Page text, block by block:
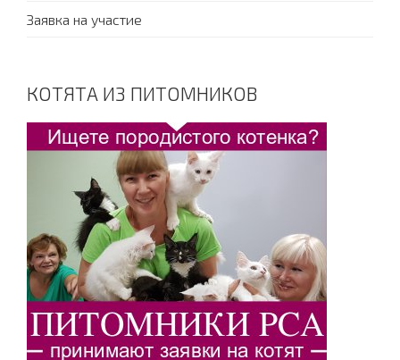
Заявка на участие
КОТЯТА ИЗ ПИТОМНИКОВ